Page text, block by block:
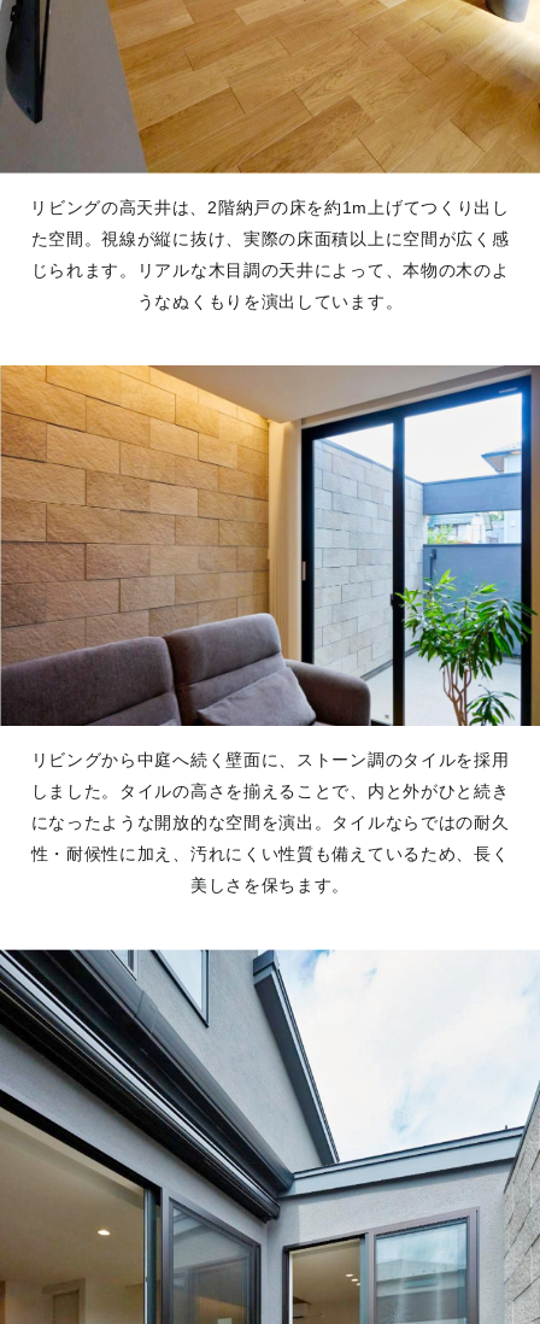
リビングの高天井は、2階納戸の床を約1m上げてつくり出し
た空間。視線が縦に抜け、実際の床面積以上に空間が広く感
じられます。リアルな木目調の天井によって、本物の木のよ
うなぬくもりを演出しています。
リビングから中庭へ続く壁面に、ストーン調のタイルを採用
しました。タイルの高さを揃えることで、内と外がひと続き
になったような開放的な空間を演出。タイルならではの耐久
性・耐候性に加え、汚れにくい性質も備えているため、長く
美しさを保ちます。